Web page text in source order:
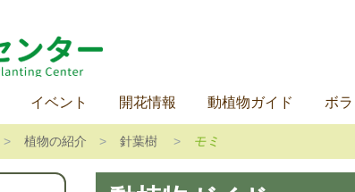
イベント 開花情報 動植物ガイド ボ
植物の紹介 針葉樹 モミ